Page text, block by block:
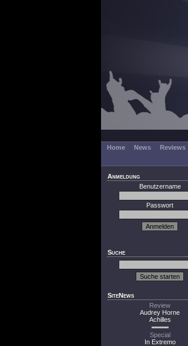
Home News Reviews
Anmeldung
Benutzername
Passwort
Suche
SiteNews
Review
Audrey Horne
Achilles
Special
In Extremo